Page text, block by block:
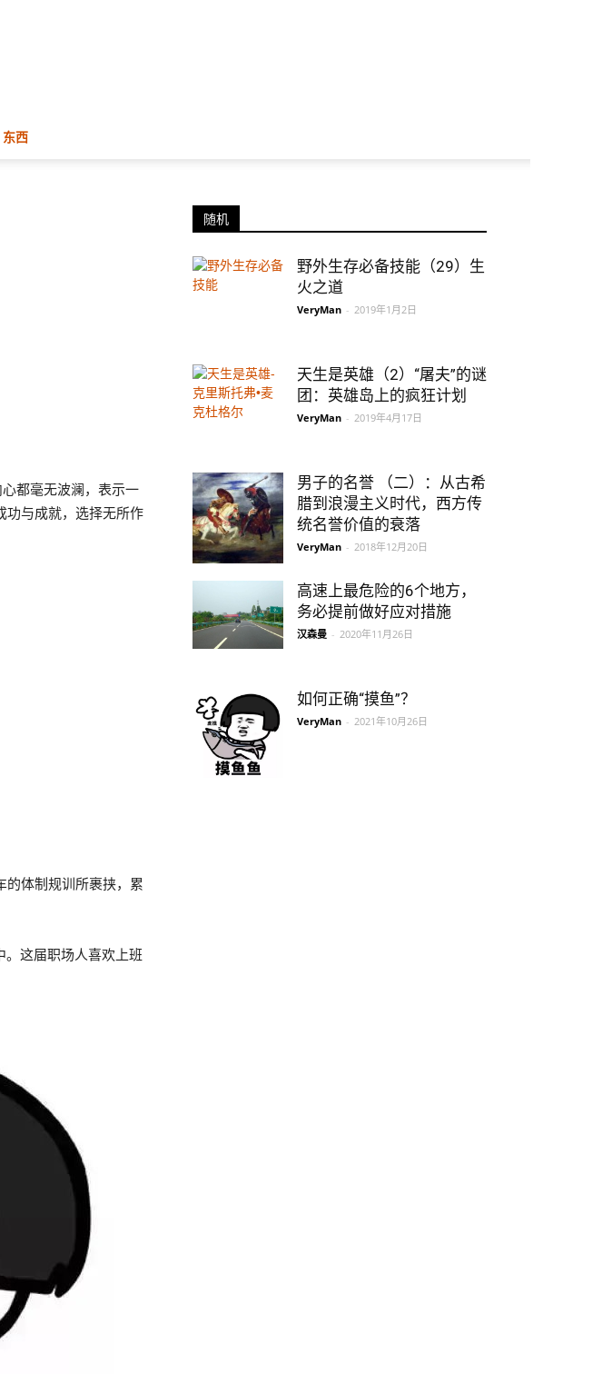
东西
都毫无波澜，表示一
功与成就，选择无所作
的体制规训所裹挟，累
。这届职场人喜欢上班
随机
野外生存必备技能（29）生
火之道
VeryMan - 2019年1月2日
天生是英雄（2）“屠夫”的谜
团：英雄岛上的疯狂计划
VeryMan - 2019年4月17日
男子的名誉 （二）：从古希
腊到浪漫主义时代，西方传
统名誉价值的衰落
VeryMan - 2018年12月20日
高速上最危险的6个地方，
务必提前做好应对措施
汉森曼 - 2020年11月26日
如何正确“摸鱼”？
VeryMan - 2021年10月26日